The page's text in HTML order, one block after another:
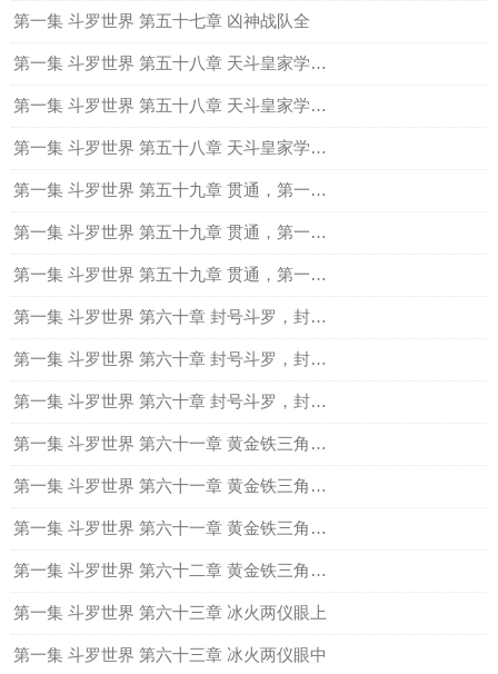
第一集 斗罗世界 第五十七章 凶神战队全
第一集 斗罗世界 第五十八章 天斗皇家学院上
第一集 斗罗世界 第五十八章 天斗皇家学院中
第一集 斗罗世界 第五十八章 天斗皇家学院下）
第一集 斗罗世界 第五十九章 贯通，第一脉（上）
第一集 斗罗世界 第五十九章 贯通，第一脉（中）
第一集 斗罗世界 第五十九章 贯通，第一脉（下）
第一集 斗罗世界 第六十章 封号斗罗，封号：毒（上）
第一集 斗罗世界 第六十章 封号斗罗，封号：毒（中）
第一集 斗罗世界 第六十章 封号斗罗，封号：毒（下）
第一集 斗罗世界 第六十一章 黄金铁三角的最后一角上
第一集 斗罗世界 第六十一章 黄金铁三角的最后一角中
第一集 斗罗世界 第六十一章 黄金铁三角的最后一角下
第一集 斗罗世界 第六十二章 黄金铁三角的往事（全）
第一集 斗罗世界 第六十三章 冰火两仪眼上
第一集 斗罗世界 第六十三章 冰火两仪眼中